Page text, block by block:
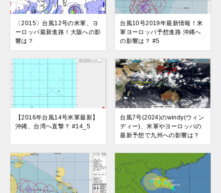
〔2015〕台風12号の米軍、ヨ
ーロッパ最新進路！大阪への影
響は？
台風10号2019年最新情報！米
軍ヨーロッパ予想進路 沖縄へ
の影響は？ #5
【2016年台風14号米軍最新】
沖縄、台湾へ直撃？ #14_5
台風7号(2024)のwindy(ウィン
ディー)、米軍やヨーロッパの
最新予想で九州への影響は？